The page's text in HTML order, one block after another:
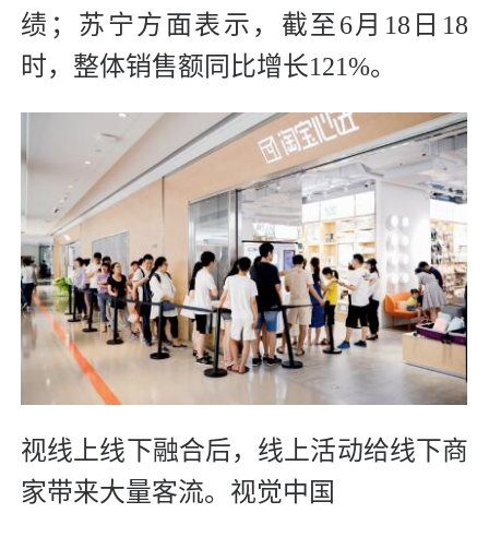
绩；苏宁方面表示，截至6月18日18
时，整体销售额同比增长121%。
视线上线下融合后，线上活动给线下商
家带来大量客流。视觉中国